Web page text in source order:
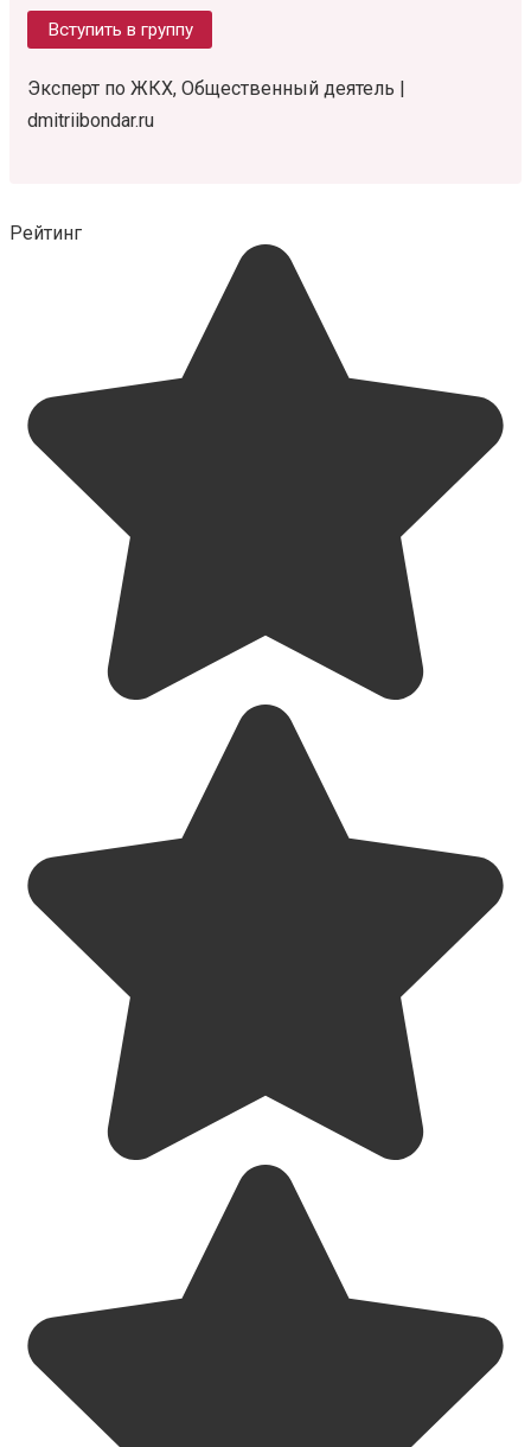
Вступить в группу
Эксперт по ЖКХ, Общественный деятель |
dmitriibondar.ru
Рейтинг